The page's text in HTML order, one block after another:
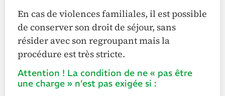
En cas de violences familiales, il est possible
de conserver son droit de séjour, sans
résider avec son regroupant mais la
procédure est très stricte.
Attention ! La condition de ne « pas être
une charge » n’est pas exigée si :